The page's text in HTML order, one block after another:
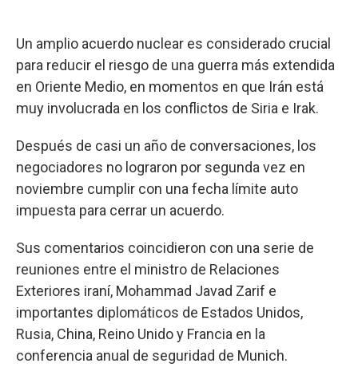
Un amplio acuerdo nuclear es considerado crucial
para reducir el riesgo de una guerra más extendida
en Oriente Medio, en momentos en que Irán está
muy involucrada en los conflictos de Siria e Irak.
Después de casi un año de conversaciones, los
negociadores no lograron por segunda vez en
noviembre cumplir con una fecha límite auto
impuesta para cerrar un acuerdo.
Sus comentarios coincidieron con una serie de
reuniones entre el ministro de Relaciones
Exteriores iraní, Mohammad Javad Zarif e
importantes diplomáticos de Estados Unidos,
Rusia, China, Reino Unido y Francia en la
conferencia anual de seguridad de Munich.